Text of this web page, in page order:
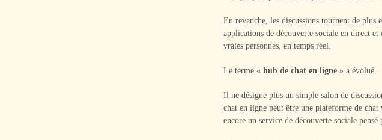
En revanche, les discussions tournent de plus
applications de découverte sociale en direct
vraies personnes, en temps réel.
Le terme « hub de chat en ligne » a évolué.
Il ne désigne plus un simple salon de
chat en ligne peut être une plateforme de
encore un service de découverte sociale